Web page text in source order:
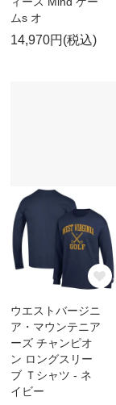
ムs オ
14,970円(税込)
ウエストバージニ
ア・マウンテニア
ーズ チャンピオ
ン ロングスリー
ブ Ｔシャツ - ネ
イビー